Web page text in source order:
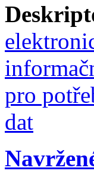
pro
dat